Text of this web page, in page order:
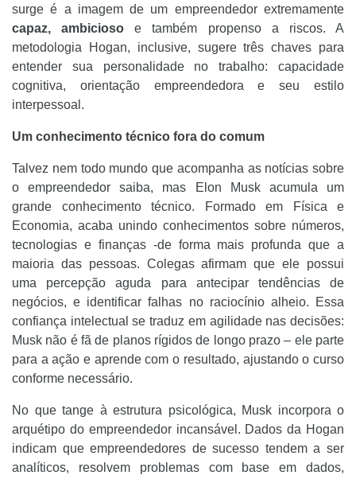
surge é a imagem de um empreendedor extremamente
capaz, ambicioso e também propenso a riscos. A
metodologia Hogan, inclusive, sugere três chaves para
entender sua personalidade no trabalho: capacidade
cognitiva, orientação empreendedora e seu estilo
interpessoal.
Um conhecimento técnico fora do comum
Talvez nem todo mundo que acompanha as notícias sobre
o empreendedor saiba, mas Elon Musk acumula um
grande conhecimento técnico. Formado em Física e
Economia, acaba unindo conhecimentos sobre números,
tecnologias e finanças -de forma mais profunda que a
maioria das pessoas. Colegas afirmam que ele possui
uma percepção aguda para antecipar tendências de
negócios, e identificar falhas no raciocínio alheio. Essa
confiança intelectual se traduz em agilidade nas decisões:
Musk não é fã de planos rígidos de longo prazo – ele parte
para a ação e aprende com o resultado, ajustando o curso
conforme necessário.
No que tange à estrutura psicológica, Musk incorpora o
arquétipo do empreendedor incansável. Dados da Hogan
indicam que empreendedores de sucesso tendem a ser
analíticos, resolvem problemas com base em dados,